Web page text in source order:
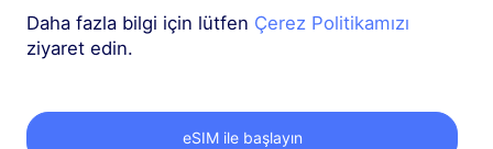
Daha fazla bilgi için lütfen Çerez Politikamızı
ziyaret edin.
eSIM ile başlayın